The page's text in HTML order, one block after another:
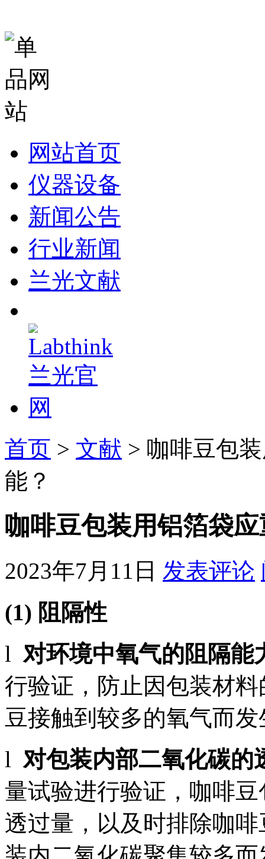
网站首页
仪器设备
新闻公告
行业新闻
兰光文献
首页 > 文献 > 咖啡豆包
能？
咖啡豆包装用铝箔袋
2023年7月11日 发表评论
(1) 阻隔性
l 对环境中氧气的阻隔能
行验证，防止因包装材
豆接触到较多的氧气而
l 对包装内部二氧化碳
量试验进行验证，咖啡
透过量，以及时排除咖